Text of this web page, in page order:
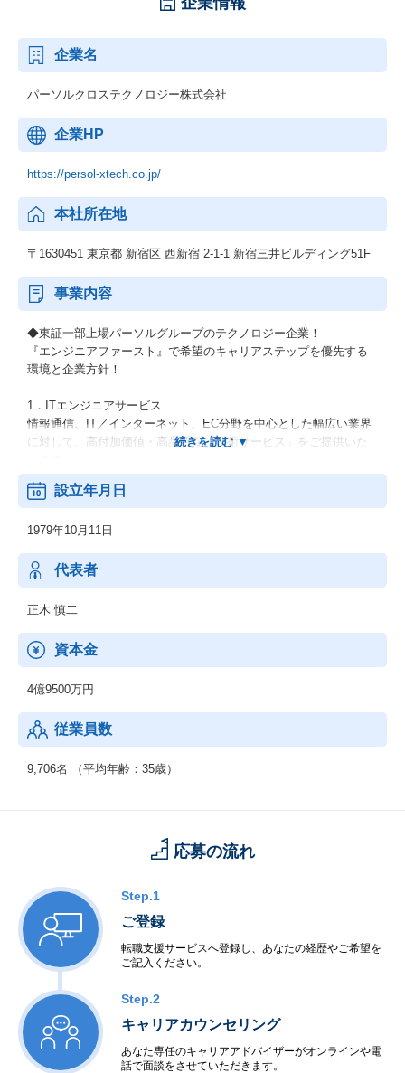
企業名
パーソルクロステクノロジー株式会社
企業HP
https://persol-xtech.co.jp/
本社所在地
〒1630451 東京都 新宿区 西新宿 2-1-1 新宿三井ビルディング51F
事業内容
◆東証一部上場パーソルグループのテクノロジー企業！
『エンジニアファースト』で希望のキャリアステップを優先する
環境と企業方針！
1．ITエンジニアサービス
情報通信、IT／インターネット、EC分野を中心とした幅広い業界
に対して、高付加価値・高品質な「技術サービス」をご提供いた
2．機電エンジニアサービス
ーズに幅広くお応えします。
上流工程から下流工程までご提案いたします。
3．新技術領域 (RPA・セキュリティ等)
RPA、IoT、セキュリティ、MBD、ドローン等の新技術領域へのニ
【男女比】
【年齢構成】
：20代：33％、30代：41％、40代以上：26％
【勤続年数】
：残業平均15.8時間、有給取得率90.0%、育休・産休取得率10
0％、復職率89％※男性も育児休暇取得実績があります。
設立年月日
1979年10月11日
代表者
正木 慎二
資本金
4億9500万円
従業員数
9,706名 （平均年齢：35歳）
応募の流れ
Step.1
ご登録
転職支援サービスへ登録し、あなたの経歴やご希望を
ご記入ください。
Step.2
キャリアカウンセリング
あなた専任のキャリアアドバイザーがオンラインや電
話で面談をさせていただきます。